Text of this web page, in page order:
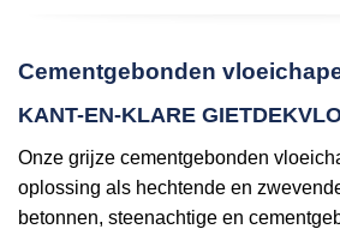
Cementgebonden
KANT-EN-KLARE
Onze grijze cementgebonden
oplossing als hechtende en
betonnen, steenachtige en